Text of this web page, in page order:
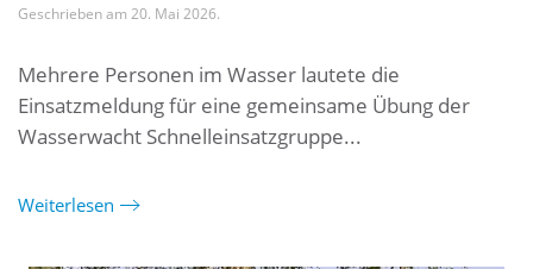
Geschrieben am 20. Mai 2026.
Mehrere Personen im Wasser lautete die
Einsatzmeldung für eine gemeinsame Übung der
Wasserwacht Schnelleinsatzgruppe...
Weiterlesen